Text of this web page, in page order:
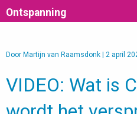
Ontspanning
Door Martijn van Raamsdonk 2 april
VIDEO: Wat is